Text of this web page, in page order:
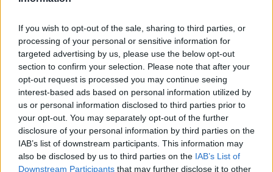
If you wish to opt-out of the sale, sharing to third parties, or
processing of your personal or sensitive information for
targeted advertising by us, please use the below opt-out
section to confirm your selection. Please note that after your
opt-out request is processed you may continue seeing
interest-based ads based on personal information utilized by
us or personal information disclosed to third parties prior to
your opt-out. You may separately opt-out of the further
disclosure of your personal information by third parties on the
IAB’s list of downstream participants. This information may
also be disclosed by us to third parties on the IAB’s List of
Downstream Participants that may further disclose it to other
hälften av modellerna
kan försvinna
NYHETER 2026-07-10 09:52
Volkswagen fortsätter att dra åt
svångremmen. I en ny framtidsplan slår biljätten fast att
modellutbudet ska krympa kraftigt.
0 kommentarer Gasa (7) Bromsa (12)
Går det att stänga av